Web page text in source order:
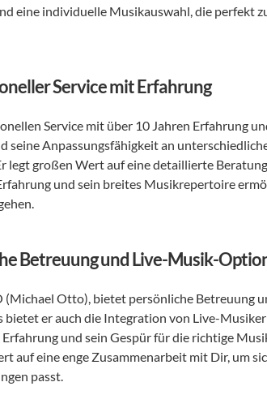
eine individuelle Musikauswahl, die perfekt
Service mit Erfahrung
Service mit über 10 Jahren Erfahrung
seine Anpassungsfähigkeit an
legt großen Wert auf eine detaillierte
und sein breites Musikrepertoire
Betreuung und Live-Musik-
(Michael Otto), bietet persönliche Betreuung
bietet er auch die Integration von Live-
und sein Gespür für die richtige
auf eine enge Zusammenarbeit mit Dir, um
passt.